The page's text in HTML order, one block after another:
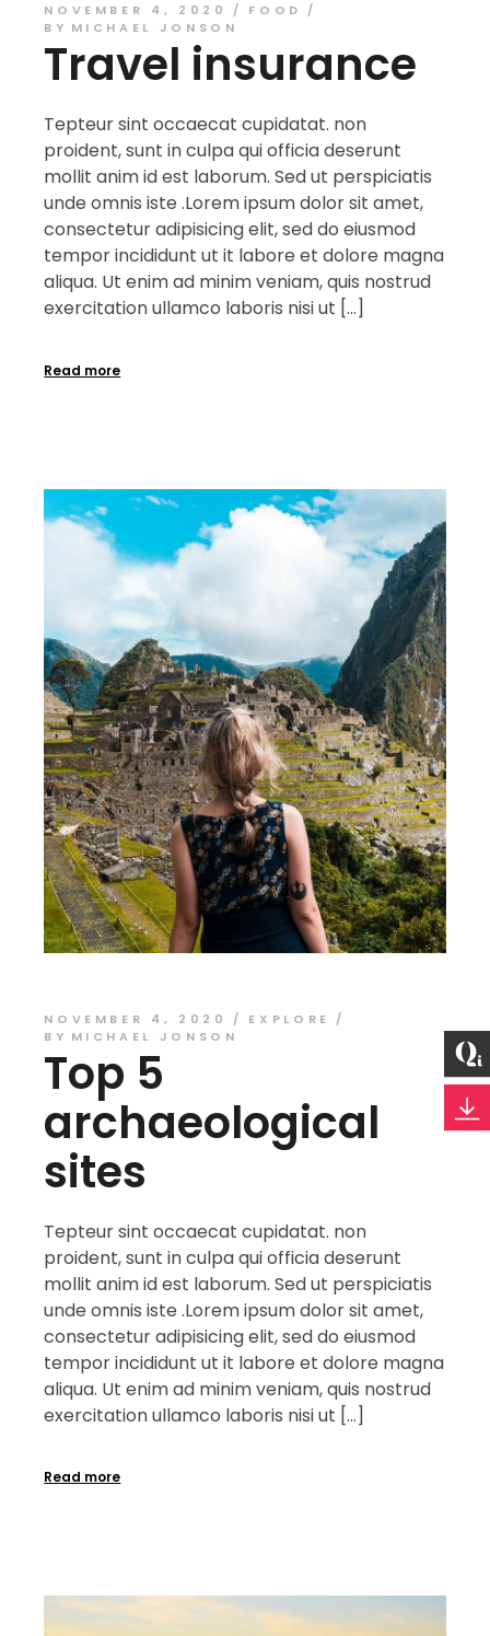
NOVEMBER 4, 2020
FOOD
BY MICHAEL JONSON
Travel insurance
Tepteur sint occaecat cupidatat. non
proident, sunt in culpa qui officia deserunt
mollit anim id est laborum. Sed ut perspiciatis
unde omnis iste .Lorem ipsum dolor sit amet,
consectetur adipisicing elit, sed do eiusmod
tempor incididunt ut it labore et dolore magna
aliqua. Ut enim ad minim veniam, quis nostrud
exercitation ullamco laboris nisi ut […]
Read more
NOVEMBER 4, 2020
EXPLORE
BY MICHAEL JONSON
Top 5
archaeological
sites
Tepteur sint occaecat cupidatat. non
proident, sunt in culpa qui officia deserunt
mollit anim id est laborum. Sed ut perspiciatis
unde omnis iste .Lorem ipsum dolor sit amet,
consectetur adipisicing elit, sed do eiusmod
tempor incididunt ut it labore et dolore magna
aliqua. Ut enim ad minim veniam, quis nostrud
exercitation ullamco laboris nisi ut […]
Read more